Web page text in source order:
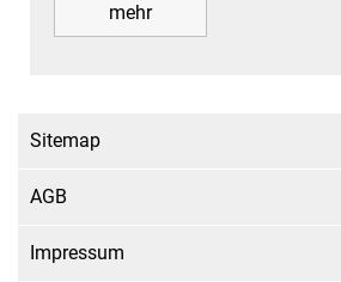
mehr
Sitemap
AGB
Impressum